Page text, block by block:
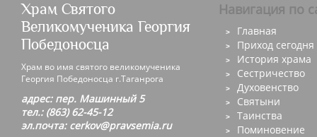
Храм Святого
Великомученика Георгия
Победоносца
Храм во имя святого великомученика
Георгия Победоносца г.Таганрога
адрес: пер. Машинный 5
тел.: (863) 62-45-12
эл.почта: cerkov@pravsemia.ru
Навигация по
Главная
Приход сегодня
История храма
Сестричество
Духовенство
Святыни
Таинства
Поминовение